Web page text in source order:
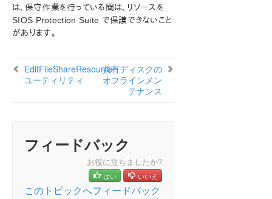
LifeKeeper GUI
共通タスク
メンテナンス作業
LifeKeeper の起動と停止
EditFileShareResource ユーティリティ
リソース階層の移動
共有ディスクのオフラインメンテナンス
LifeKeeper for Windows で保護するシステムの保
守
は、保守作業を行っている間は、リソースを
SIOS Protection Suite で保護できないこと
があります。
EditFileShareResource
ユーティリティ
共有ディスクの
オフラインメン
テナンス
フィードバック
お役に立ちましたか?
はい いいえ
このトピックへフィードバック